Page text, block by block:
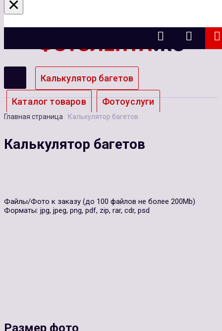
Казань
Калькулятор багетов
Каталог товаров Фотоуслуги
Главная страница Калькулятор багетов
Калькулятор багетов
×
Форма заказа
Файлы/Фото к заказу (до 100 файлов не более 200Mb)
Форматы: jpg, jpeg, png, pdf, zip, rar, cdr, psd
Размер фото
×
×